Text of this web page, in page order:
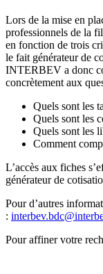
Lors de la mise en
professionnels de la
en fonction de trois
le fait générateur de
INTERBEV a donc
concrètement aux
Quels sont les
Quels sont les
Quels sont les
Comment
L’accès aux fiches
générateur de
Pour d’autres
:
Pour affiner votre